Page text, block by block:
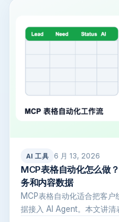
AI 工具 6 月 13, 2026
MCP表格自动化怎么做
务和内容数据
MCP表格自动化适合把客
据接入 AI Agent。本文讲清